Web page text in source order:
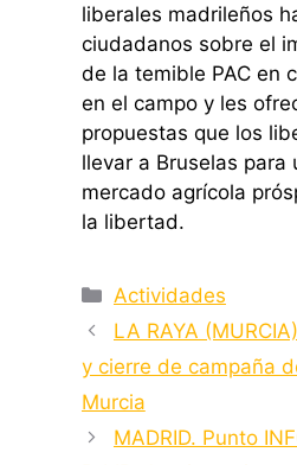
liberales madrileños
ciudadanos sobre el
de la temible PAC en
en el campo y les
propuestas que los
llevar a Bruselas para
mercado agrícola
la libertad.
Categorías
Actividades
LA RAYA
y cierre de campaña
Murcia
MADRID. Punto